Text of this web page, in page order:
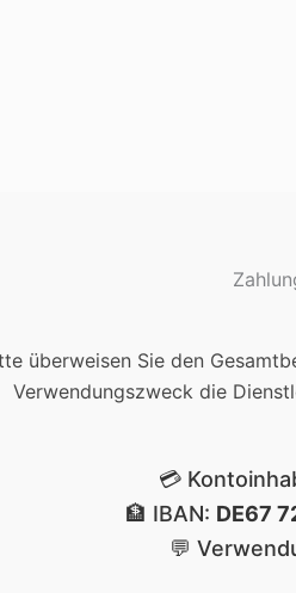
überweisen Sie den
Verwendungszweck die
💳
🏦 IBAN: DE67
💬